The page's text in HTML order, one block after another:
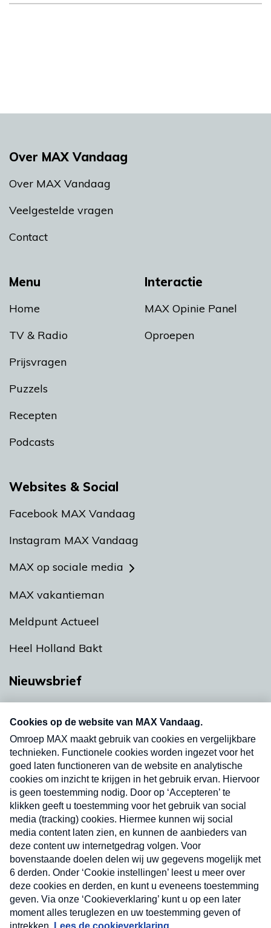
Menu
Home
TV & Radio
Prijsvragen
Puzzels
Recepten
Podcasts
Interactie
MAX Opinie Panel
Oproepen
Over MAX Vandaag
Over MAX Vandaag
Veelgestelde vragen
Contact
Websites & Social
Facebook MAX Vandaag
Instagram MAX Vandaag
MAX op sociale media
MAX vakantieman
Meldpunt Actueel
Heel Holland Bakt
Nieuwsbrief
Neem hier een gratis abonnement op onze
nieuwsbrief. Elke vrijdag- en dinsdagochtend in
uw mailbox.
Verzend
Nieuwsbrief
Neem hier een gratis abonnement op onze
nieuwsbrief. Elke vrijdag- en dinsdagochtend in uw